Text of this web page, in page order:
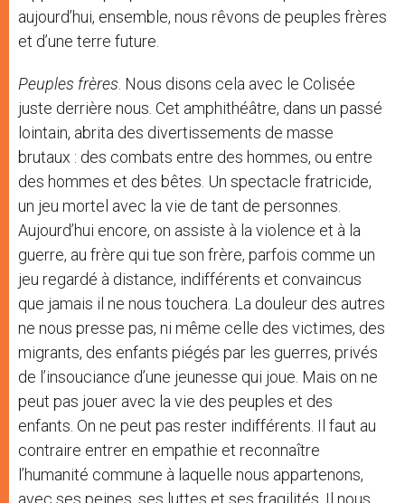
aujourd’hui, ensemble, nous rêvons de peuples frères
et d’une terre future.
Peuples frères . Nous disons cela avec le Colisée
juste derrière nous. Cet amphithéâtre, dans un passé
lointain, abrita des divertissements de masse
brutaux : des combats entre des hommes, ou entre
des hommes et des bêtes. Un spectacle fratricide,
un jeu mortel avec la vie de tant de personnes.
Aujourd’hui encore, on assiste à la violence et à la
guerre, au frère qui tue son frère, parfois comme un
jeu regardé à distance, indifférents et convaincus
que jamais il ne nous touchera. La douleur des autres
ne nous presse pas, ni même celle des victimes, des
migrants, des enfants piégés par les guerres, privés
de l’insouciance d’une jeunesse qui joue. Mais on ne
peut pas jouer avec la vie des peuples et des
enfants. On ne peut pas rester indifférents. Il faut au
contraire entrer en empathie et reconnaître
l’humanité commune à laquelle nous appartenons,
avec ses peines, ses luttes et ses fragilités. Il nous